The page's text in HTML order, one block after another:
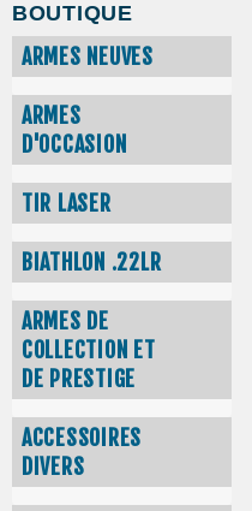
BOUTIQUE
ARMES NEUVES
ARMES
D'OCCASION
TIR LASER
BIATHLON .22LR
ARMES DE
COLLECTION ET
DE PRESTIGE
ACCESSOIRES
DIVERS